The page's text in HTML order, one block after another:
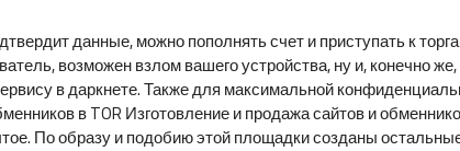
данные, можно пополнять счет и приступать к
возможен взлом вашего устройства, ну и, конечно
в даркнете. Также для максимальной
в TOR Изготовление и продажа сайтов и
По образу и подобию этой площадки созданы